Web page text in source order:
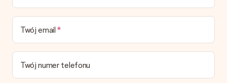
stronie produktu pokazujemy najbardziej prawdopodobną
datę doręczenia w momencie składania zamówienia.
Jaki jest czas dostawy i kiedy otrzymam mój prezent?
Przewidywany czas dostawy można znaleźć na stronie
produktu.
Twój email
Twój numer telefonu